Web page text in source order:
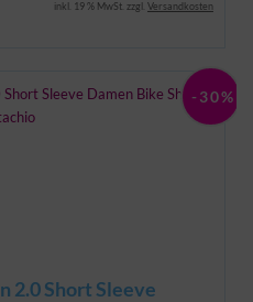
inkl. 19 % MwSt. zzgl. Versandkosten
2.0 Short Sleeve
-30%